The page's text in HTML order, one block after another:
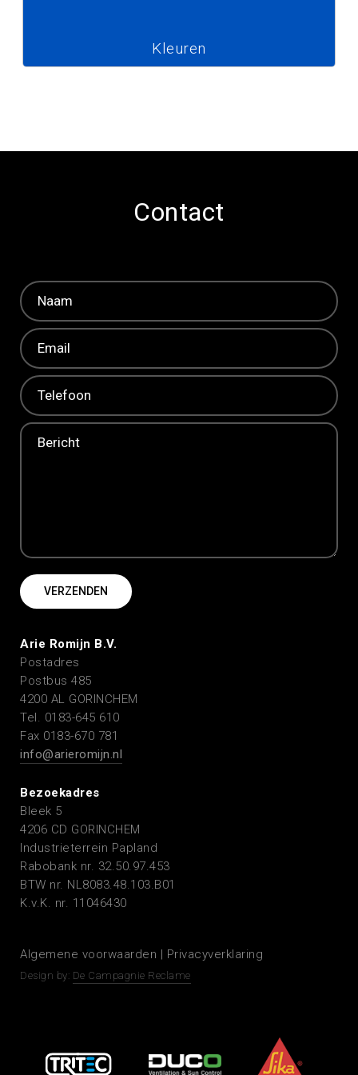
Kleuren
Contact
Arie Romijn B.V.
Postadres
Postbus 485
4200 AL GORINCHEM
Tel. 0183-645 610
Fax 0183-670 781
info@arieromijn.nl
Bezoekadres
Bleek 5
4206 CD GORINCHEM
Industrieterrein Papland
Rabobank nr. 32.50.97.453
BTW nr. NL8083.48.103.B01
K.v.K. nr. 11046430
Algemene voorwaarden | Privacyverklaring
Design by: De Campagnie Reclame